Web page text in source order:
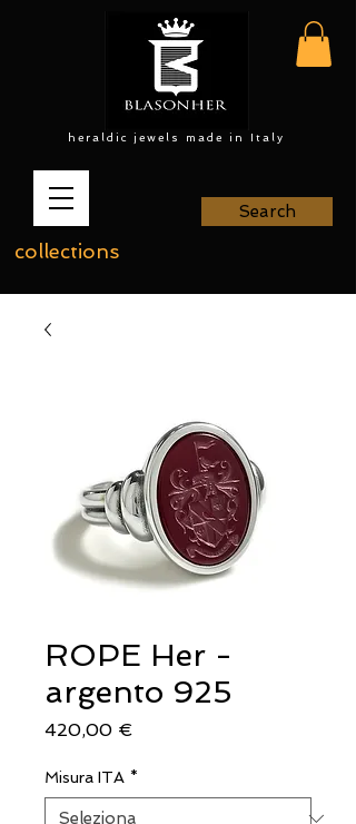
heraldic jewels made in Italy
collections
Search
ROPE Her -
argento 925
420,00 €
Misura ITA *